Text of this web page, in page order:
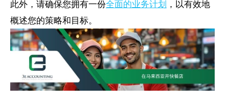
此外，请确保您拥有一份全面的业务计划 ，以有效地
概述您的策略和目标。